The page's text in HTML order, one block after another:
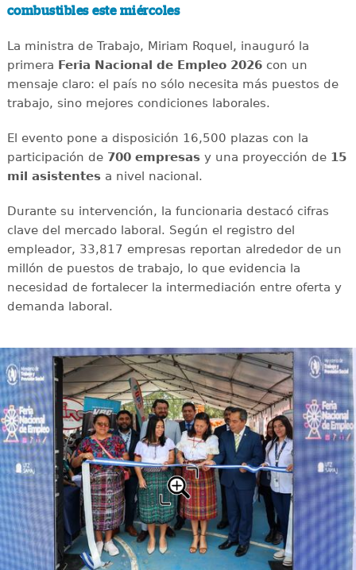
combustibles este miércoles
La ministra de Trabajo, Miriam Roquel, inauguró la
primera Feria Nacional de Empleo 2026con un
mensaje claro: el país no sólo necesita más puestos de
trabajo, sino mejores condiciones laborales.
El evento pone a disposición 16,500 plazas con la
participación de 700 empresasy una proyección de15
mil asistentesa nivel nacional.
Durante su intervención, la funcionaria destacó cifras
clave del mercado laboral. Según el registro del
empleador, 33,817 empresas reportan alrededor de un
millón de puestos de trabajo, lo que evidencia la
necesidad de fortalecer la intermediación entre oferta y
demanda laboral.